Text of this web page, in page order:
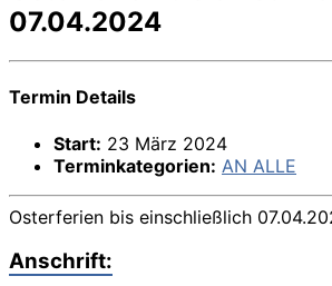
07.04.2024
Termin Details
Start: 23 März 2024
Terminkategorien: AN ALLE
Osterferien bis einschließlich
Anschrift: